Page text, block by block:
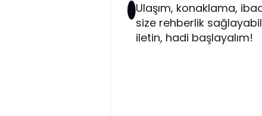
Ulaşım, konaklama,
size rehberlik
iletin, hadi başlayalım!